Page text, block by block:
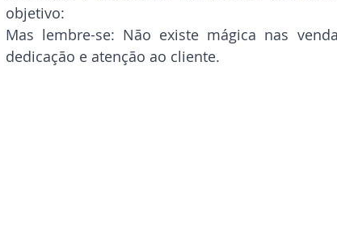
objetivo:
Mas lembre-se: Não existe mágica nas
dedicação e atenção ao cliente.